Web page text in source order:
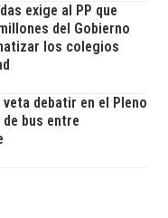
exige al PP que
del Gobierno
los colegios
veta debatir en el Pleno
de bus entre